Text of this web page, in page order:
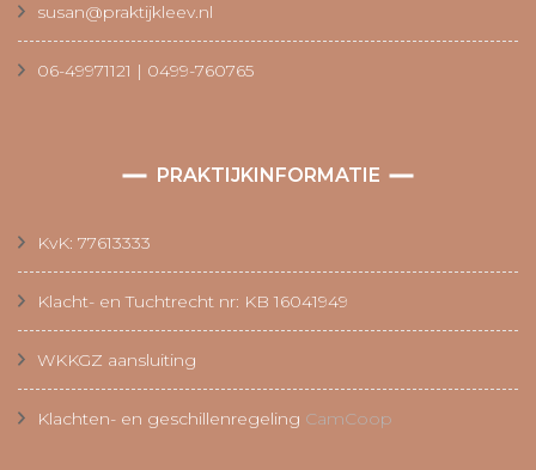
susan@praktijkleev.nl
06-49971121 | 0499-760765
PRAKTIJKINFORMATIE
KvK: 77613333
Klacht- en Tuchtrecht nr: KB 16041949
WKKGZ aansluiting
Klachten- en geschillenregeling CamCoop